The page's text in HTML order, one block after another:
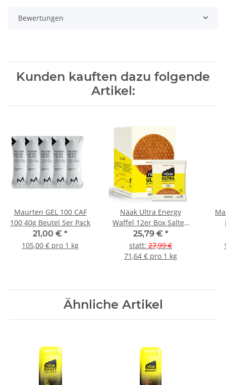
Bewertungen
Kunden kauften dazu folgende
Artikel:
Maurten GEL 100 CAF
100 40g Beutel 5er Pack
21,00 € *
105,00 € pro 1 kg
Näak Ultra Energy
Waffel 12er Box Salted
Caramel
25,79 € *
statt: 27,99 €
71,64 € pro 1 kg
Ähnliche Artikel